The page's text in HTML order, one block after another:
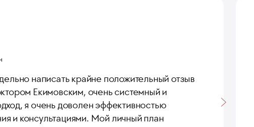
написать крайне положительный отзыв
Екимовским, очень системный и
я очень доволен эффективностью
и консультациями. Мой личный план